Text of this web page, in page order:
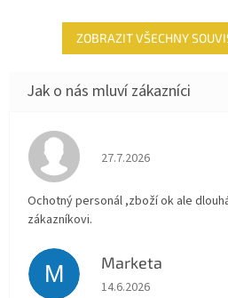
ZOBRAZIT VŠECHNY
Hodnocení obchodu je 4
27.7.2026
Ochotný personál ,zboží ok ale
zákazníkovi.
M Marketa
Hodnocení obchodu je 5
14.6.2026